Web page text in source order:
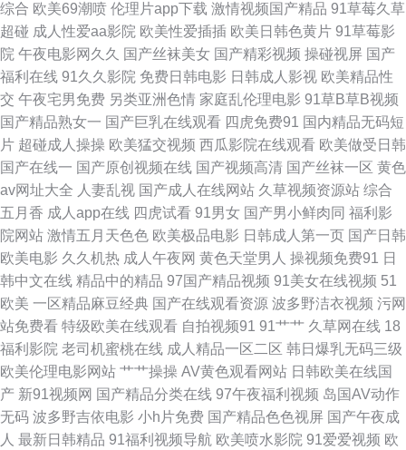
国产第一页在线 另类综合小图i 青草午夜影院 日韩熟女视频 午夜福利AV网站
91大神黑丝在线 91www豆花 久久八七偷拍伦理 日韩综合色色 伊人久久国产
视频 超碰免费在线99 国产精品美女av 久热大香蕉 青青草视频福利 亚洲毛片
基地专区 91青青操网站 超碰狠狠 国产中文 欧美精品一级片 午夜三级影院
91迷奸精品 丁香8月大香蕉 老司机福院视频 午夜销魂福利 91久久一 宅福利
白浆 avtt伊人 大香蕉AV导航网 亚洲吃瓜福利 91涩涩网站 草比电影网 成人不
卡视频 国模100p 青娱乐92 肏屄五月天 国产精品丝袜 九一成人秘网 欧美99
导航 亚洲黄色黄色网址 91啦九色绿帽 AV线上 福利地址发布页 狠狠喽老司
机 欧美男女性生活 深夜浮力视频 性欧美日韩 91茄子在线看 含羞草免费91
免费看草逼 欧洲性生活社区 色先锋影音AV 亚洲成人免费电影 中文字幕欧美
综合 欧美69潮喷 伦理片app下载 激情视频国产精品 91草莓久草
超碰 成人性爱aa影院 欧美性爱插插 欧美日韩色黄片 91草莓影
院 午夜电影网久久 国产丝袜美女 国产精彩视频 操碰视屏 国产
福利在线 91久久影院 免费日韩电影 日韩成人影视 欧美精品性
交 午夜宅男免费 另类亚洲色情 家庭乱伦理电影 91草B草B视频
国产精品熟女一 国产巨乳在线观看 四虎免费91 国内精品无码短
片 超碰成人操操 欧美猛交视频 西瓜影院在线观看 欧美做受日韩
国产在线一 国产原创视频在线 国产视频高清 国产丝袜一区 黄色
av网址大全 人妻乱视 国产成人在线网站 久草视频资源站 综合
五月香 成人app在线 四虎试看 91男女 国产男小鲜肉同 福利影
院网站 激情五月天色色 欧美极品电影 日韩成人第一页 国产日韩
欧美电影 久久机热 成人午夜网 黄色天堂男人 操视频免费91 日
韩中文在线 精品中的精品 97国产精品视频 91美女在线视频 51
欧美 一区精品麻豆经典 国产在线观看资源 波多野洁衣视频 污网
站免费看 特级欧美在线观看 自拍视频91 91艹艹 久草网在线 18
福利影院 老司机蜜桃在线 成人精品一区二区 韩日爆乳无码三级
欧美伦理电影网站 艹艹操操 AV黄色观看网站 日韩欧美在线国
产 新91视频网 国产精品分类在线 97午夜福利视频 岛国AV动作
无码 波多野吉依电影 小h片免费 国产精品色色视屏 国产午夜成
人 最新日韩精品 91福利视频导航 欧美喷水影院 91爱爱视频 欧